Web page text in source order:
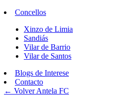
Concellos
Xinzo de Limia
Sandiás
Vilar de Barrio
Vilar de Santos
Blogs de Interese
Contacto
← VolverAntela FC